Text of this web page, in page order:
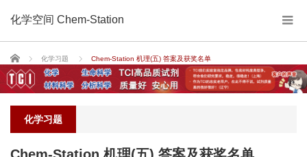
化学空间 Chem-Station
Home 化学习题 Chem-Station 机理(五) 答案及获奖名单
化学习题
Chem-Station 机理(五) 答案及获奖名单